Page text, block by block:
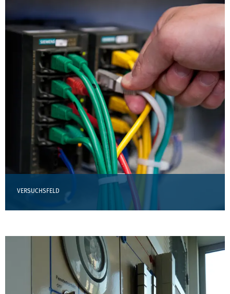
VERSUCHSFELD